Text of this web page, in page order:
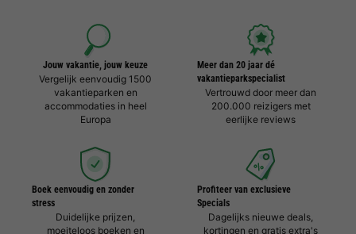
Jouw vakantie, jouw keuze
Vergelijk eenvoudig 1500
vakantieparken en
accommodaties in heel
Europa
Meer dan 20 jaar dé
vakantieparkspecialist
Vertrouwd door meer dan
200.000 reizigers met
eerlijke reviews
Boek eenvoudig en zonder
stress
Duidelijke prijzen,
moeiteloos boeken en
Profiteer van exclusieve
Specials
Dagelijks nieuwe deals,
kortingen en gratis extra's